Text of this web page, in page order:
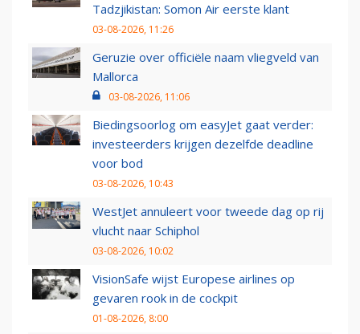
Tadzjikistan: Somon Air eerste klant
03-08-2026, 11:26
Geruzie over officiële naam vliegveld van
Mallorca
03-08-2026, 11:06
Biedingsoorlog om easyJet gaat verder:
investeerders krijgen dezelfde deadline
voor bod
03-08-2026, 10:43
WestJet annuleert voor tweede dag op rij
vlucht naar Schiphol
03-08-2026, 10:02
VisionSafe wijst Europese airlines op
gevaren rook in de cockpit
01-08-2026, 8:00